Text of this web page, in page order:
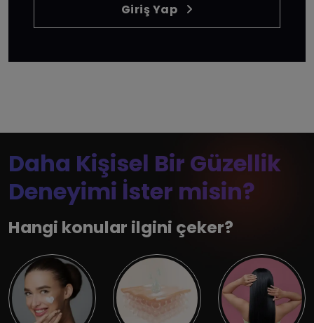
Giriş Yap
Daha Kişisel Bir Güzellik
Deneyimi İster misin?
Hangi konular ilgini çeker?